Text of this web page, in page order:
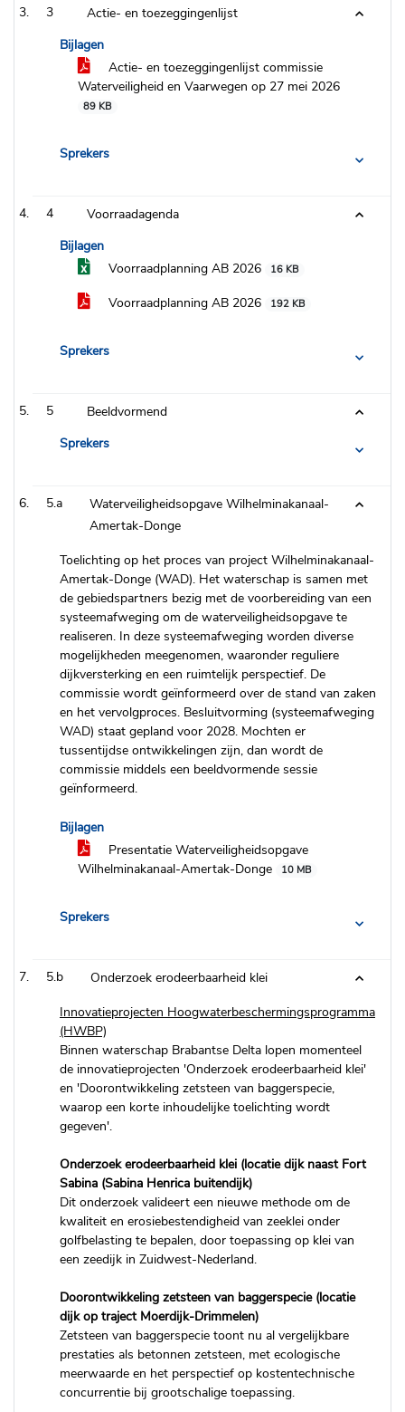
3
Actie- en toezeggingenlijst
Bijlagen
Actie- en toezeggingenlijst commissie
Waterveiligheid en Vaarwegen op 27 mei 2026
89 KB
Sprekers
4
Voorraadagenda
Bijlagen
Voorraadplanning AB 2026
16 KB
Voorraadplanning AB 2026 192 KB
Sprekers
5
Beeldvormend
Sprekers
5.a
Waterveiligheidsopgave Wilhelminakanaal-
Amertak-Donge
Toelichting op het proces van project Wilhelminakanaal-
Amertak-Donge (WAD). Het waterschap is samen met
de gebiedspartners bezig met de voorbereiding van een
systeemafweging om de waterveiligheidsopgave te
realiseren. In deze systeemafweging worden diverse
mogelijkheden meegenomen, waaronder reguliere
dijkversterking en een ruimtelijk perspectief. De
commissie wordt geïnformeerd over de stand van zaken
en het vervolgproces. Besluitvorming (systeemafweging
WAD) staat gepland voor 2028. Mochten er
tussentijdse ontwikkelingen zijn, dan wordt de
commissie middels een beeldvormende sessie
geïnformeerd.
Bijlagen
Presentatie Waterveiligheidsopgave
Wilhelminakanaal-Amertak-Donge
10 MB
Sprekers
5.b
Onderzoek erodeerbaarheid klei
Innovatieprojecten Hoogwaterbeschermingsprogramma
(HWBP)
Binnen waterschap Brabantse Delta lopen momenteel
de innovatieprojecten 'Onderzoek erodeerbaarheid klei'
en 'Doorontwikkeling zetsteen van baggerspecie,
waarop een korte inhoudelijke toelichting wordt
gegeven'.
Onderzoek erodeerbaarheid klei (locatie dijk naast Fort
Sabina (Sabina Henrica buitendijk)
Dit onderzoek valideert een nieuwe methode om de
kwaliteit en erosiebestendigheid van zeeklei onder
golfbelasting te bepalen, door toepassing op klei van
een zeedijk in Zuidwest-Nederland.
Doorontwikkeling zetsteen van baggerspecie (locatie
dijk op traject Moerdijk-Drimmelen)
Zetsteen van baggerspecie toont nu al vergelijkbare
prestaties als betonnen zetsteen, met ecologische
meerwaarde en het perspectief op kostentechnische
concurrentie bij grootschalige toepassing.